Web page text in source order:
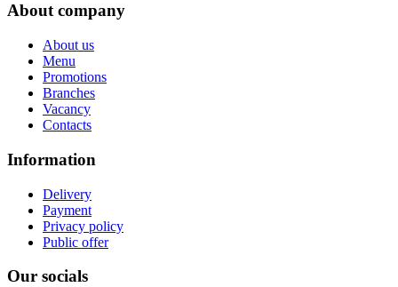
About company
About us
Menu
Promotions
Branches
Vacancy
Contacts
Information
Delivery
Payment
Privacy policy
Public offer
Our socials